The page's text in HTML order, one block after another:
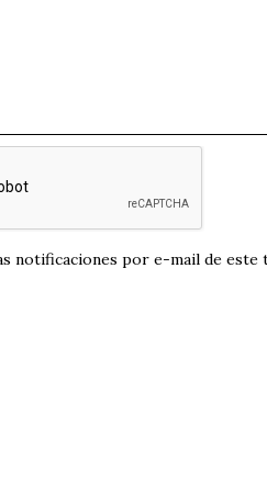
notificaciones por e-mail de este